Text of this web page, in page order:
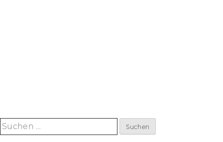
Suchen
nach: